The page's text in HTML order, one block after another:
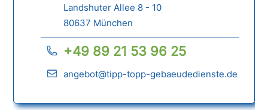
Landshuter Allee 8 - 10
80637 München
+49 89 21 53 96 25
angebot@tipp-topp-gebaeudedienste.de